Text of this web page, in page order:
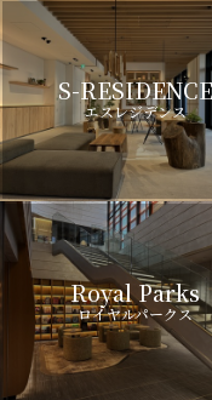
S-RESIDENCE
エスレジデンス
Royal Parks
ロイヤルパークス